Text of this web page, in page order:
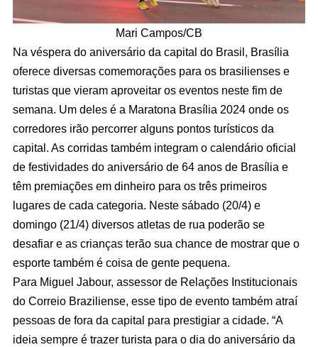
Mari Campos/CB
Na véspera do aniversário da capital do Brasil, Brasília
oferece diversas comemorações para os brasilienses e
turistas que vieram aproveitar os eventos neste fim de
semana. Um deles é a Maratona Brasília 2024 onde os
corredores irão percorrer alguns pontos turísticos da
capital. As corridas também integram o calendário oficial
de festividades do aniversário de 64 anos de Brasília e
têm premiações em dinheiro para os três primeiros
lugares de cada categoria. Neste sábado (20/4) e
domingo (21/4) diversos atletas de rua poderão se
desafiar e as crianças terão sua chance de mostrar que o
esporte também é coisa de gente pequena.
Para Miguel Jabour, assessor de Relações Institucionais
do Correio Braziliense, esse tipo de evento também atraí
pessoas de fora da capital para prestigiar a cidade. “A
ideia sempre é trazer turista para o dia do aniversário da